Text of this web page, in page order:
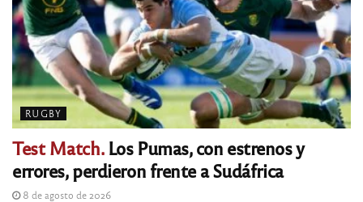
RUGBY
Test Match.Los Pumas, con estrenos y
errores, perdieron frente a Sudáfrica
8 de agosto de 2026